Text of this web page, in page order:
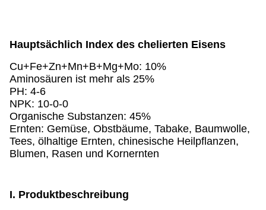
Hauptsächlich Index des chelierten Eisens
Cu+Fe+Zn+Mn+B+Mg+Mo: 10%
Aminosäuren ist mehr als 25%
PH: 4-6
NPK: 10-0-0
Organische Substanzen: 45%
Ernten: Gemüse, Obstbäume, Tabake, Baumwolle,
Tees, ölhaltige Ernten, chinesische Heilpflanzen,
Blumen, Rasen und Kornernten
I. Produktbeschreibung